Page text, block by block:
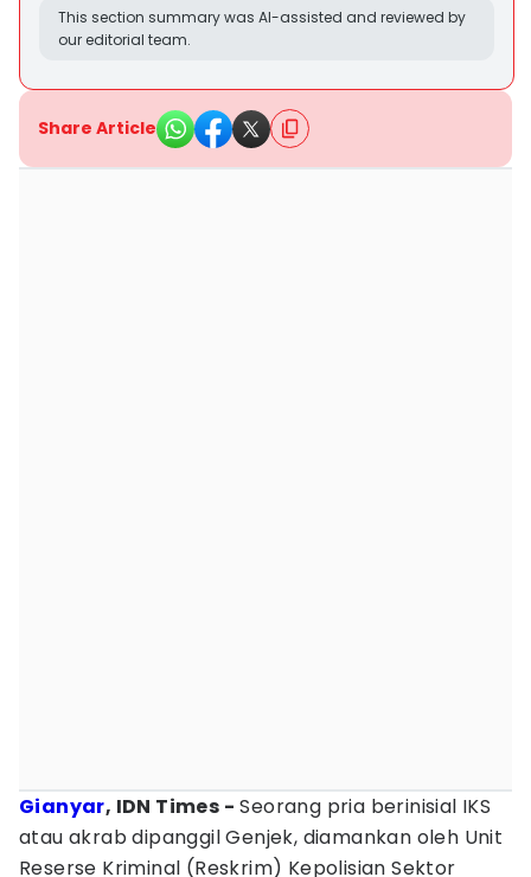
This section summary was AI-assisted and reviewed by
our editorial team.
Share Article
Gianyar, IDN Times - Seorang pria berinisial IKS
atau akrab dipanggil Genjek, diamankan oleh Unit
Reserse Kriminal (Reskrim) Kepolisian Sektor